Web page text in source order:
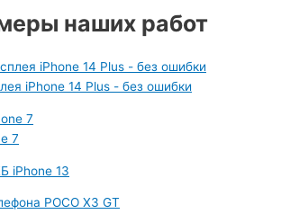
наших работ
iPhone 14 Plus - без ошибки
7